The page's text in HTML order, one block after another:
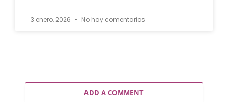
3 enero, 2026 No hay comentarios
ADD A COMMENT